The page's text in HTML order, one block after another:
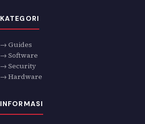
KATEGORI
→ Guides
→ Software
→ Security
→ Hardware
INFORMASI